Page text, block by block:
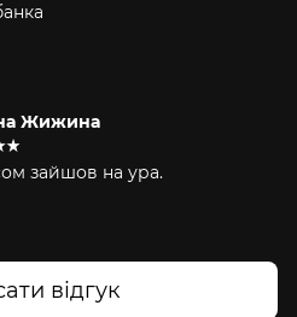
Жижина
зайшов на ура.
відгук